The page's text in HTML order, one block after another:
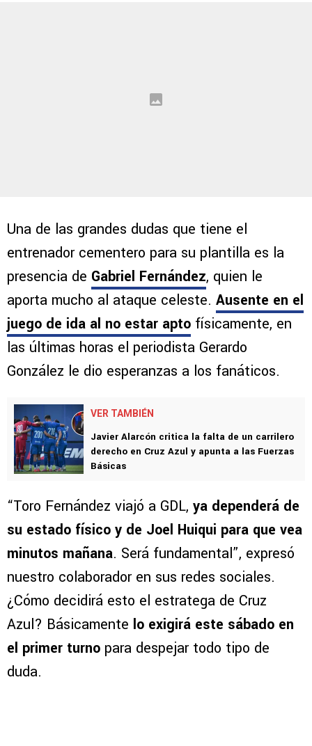
Una de las grandes dudas que tiene el
entrenador cementero para su plantilla es la
presencia de Gabriel Fernández, quien le
aporta mucho al ataque celeste. Ausente en el
juego de ida al no estar apto físicamente, en
las últimas horas el periodista Gerardo
González le dio esperanzas a los fanáticos.
VER TAMBIÉN
Javier Alarcón critica la falta de un carrilero
derecho en Cruz Azul y apunta a las Fuerzas
Básicas
“Toro Fernández viajó a GDL, ya dependerá de
su estado físico y de Joel Huiqui para que vea
minutos mañana. Será fundamental”, expresó
nuestro colaborador en sus redes sociales.
¿Cómo decidirá esto el estratega de Cruz
Azul? Básicamente lo exigirá este sábado en
el primer turno para despejar todo tipo de
duda.